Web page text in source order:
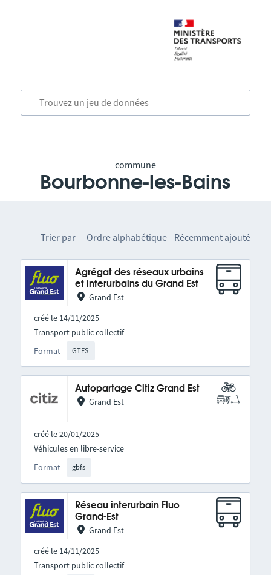
commune
Bourbonne-les-Bains
Trier par Ordre alphabétique Récemment ajouté
Agrégat des réseaux urbains
et interurbains du Grand Est
Grand Est
créé le 14/11/2025
Format GTFS
Transport public collectif
Autopartage Citiz Grand Est
Grand Est
créé le 20/01/2025
Format gbfs
Véhicules en libre-service
Réseau interurbain Fluo
Grand-Est
Grand Est
créé le 14/11/2025
Transport public collectif